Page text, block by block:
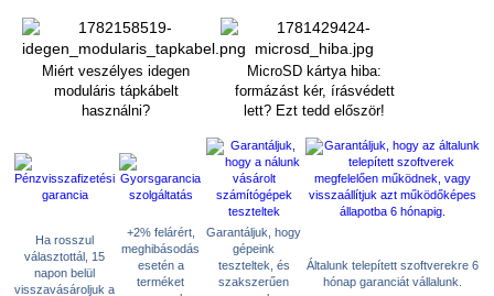
Miért veszélyes idegen
moduláris tápkábelt
használni?
MicroSD kártya hiba:
formázást kér, írásvédett
lett? Ezt tedd először!
Ha rosszul
választottál, 15
napon belül
visszavásároljuk a
+2% felárért,
meghibásodás
esetén a
terméket
Garantáljuk, hogy
gépeink
teszteltek, és
szakszerűen
Általunk telepített szoftverekre 6
hónap garanciát vállalunk.